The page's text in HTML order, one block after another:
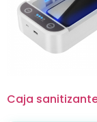
Caja sanitizante